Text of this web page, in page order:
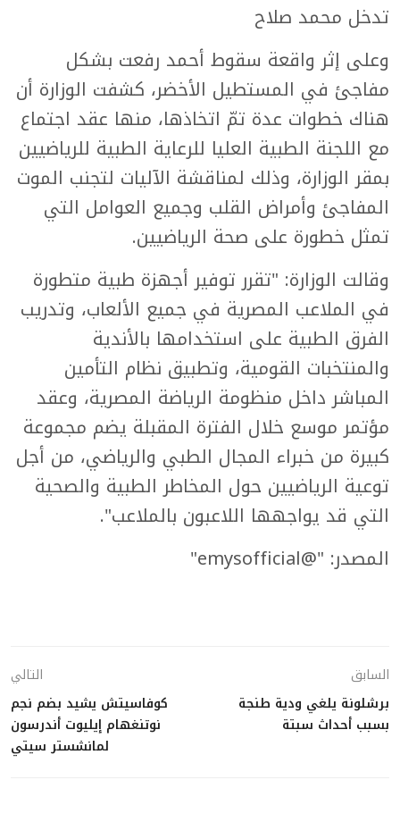
تدخل محمد صلاح
وعلى إثر واقعة سقوط أحمد رفعت بشكل
مفاجئ في المستطيل الأخضر، كشفت الوزارة أن
هناك خطوات عدة تمّ اتخاذها، منها عقد اجتماع
مع اللجنة الطبية العليا للرعاية الطبية للرياضيين
بمقر الوزارة، وذلك لمناقشة الآليات لتجنب الموت
المفاجئ وأمراض القلب وجميع العوامل التي
تمثل خطورة على صحة الرياضيين.
وقالت الوزارة: "تقرر توفير أجهزة طبية متطورة
في الملاعب المصرية في جميع الألعاب، وتدريب
الفرق الطبية على استخدامها بالأندية
والمنتخبات القومية، وتطبيق نظام التأمين
المباشر داخل منظومة الرياضة المصرية، وعقد
مؤتمر موسع خلال الفترة المقبلة يضم مجموعة
كبيرة من خبراء المجال الطبي والرياضي، من أجل
توعية الرياضيين حول المخاطر الطبية والصحية
التي قد يواجهها اللاعبون بالملاعب".
المصدر: "@emysofficial"
السابق
برشلونة يلغي ودية طنجة
بسبب أحداث سبتة
التالي
كوفاسيتش يشيد بضم نجم
نوتنغهام إيليوت أندرسون
لمانشستر سيتي